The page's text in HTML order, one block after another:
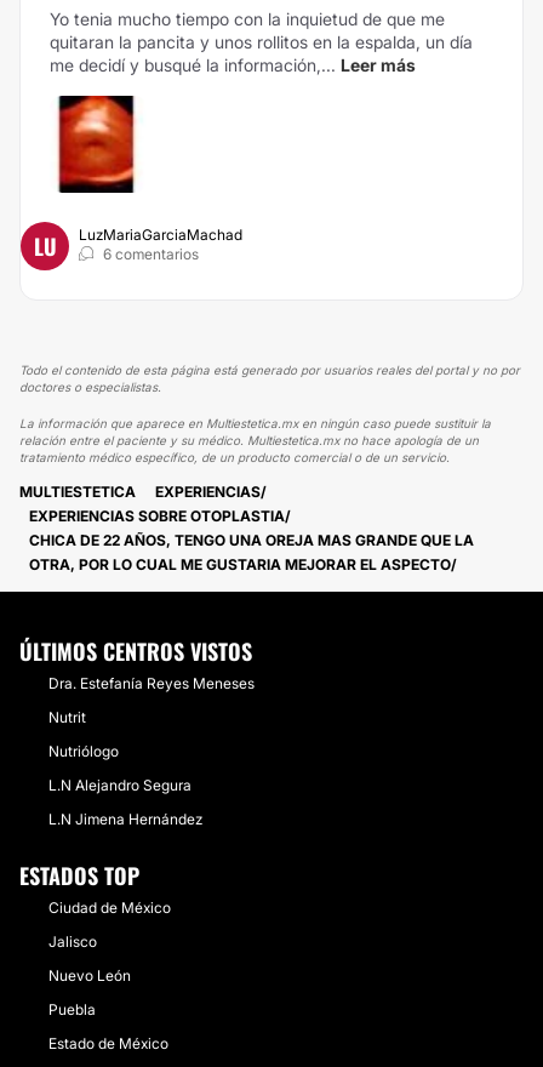
Yo tenia mucho tiempo con la inquietud de que me
quitaran la pancita y unos rollitos en la espalda, un día
me decidí y busqué la información,... Leer más
LU
LuzMariaGarciaMachad
6 comentarios
Todo el contenido de esta página está generado por usuarios reales del portal y no por
doctores o especialistas.
La información que aparece en Multiestetica.mx en ningún caso puede sustituir la
relación entre el paciente y su médico. Multiestetica.mx no hace apología de un
tratamiento médico específico, de un producto comercial o de un servicio.
MULTIESTETICA
EXPERIENCIAS
EXPERIENCIAS SOBRE OTOPLASTIA
CHICA DE 22 AÑOS, TENGO UNA OREJA MAS GRANDE QUE LA
OTRA, POR LO CUAL ME GUSTARIA MEJORAR EL ASPECTO
ÚLTIMOS CENTROS VISTOS
Dra. Estefanía Reyes Meneses
Nutrit
Nutriólogo
L.N Alejandro Segura
L.N Jimena Hernández
ESTADOS TOP
Ciudad de México
Jalisco
Nuevo León
Puebla
Estado de México